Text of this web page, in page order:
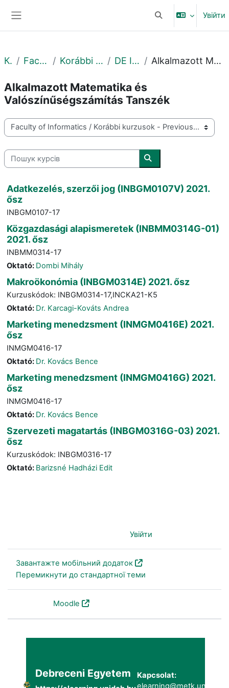
ПереключитиУвійти
Курси Faculty of Informatics Korábbi kurzusok - Previous courses DE IK - 2021. ősz - Fall Alkalmazott Matematika és Valószínűségszámítás Tanszék
Alkalmazott Matematika és
Valószínűségszámítás Tanszék
Категорії курсів
Пошук курсів
Пошук курсів
Adatkezelés, szerzői jog (INBGM0107V) 2021.
ősz
INBGM0107-17
Közgazdasági alapismeretek (INBMM0314G-01)
2021. ősz
INBMM0314-17
Oktató: Dombi Mihály
Makroökonómia (INBGM0314E) 2021. ősz
Kurzuskódok: INBGM0314-17,INCKA21-K5
Oktató: Dr. Karcagi-Kováts Andrea
Marketing menedzsment (INMGM0416E) 2021.
ősz
INMGM0416-17
Oktató: Dr. Kovács Bence
Marketing menedzsment (INMGM0416G) 2021.
ősz
INMGM0416-17
Oktató: Dr. Kovács Bence
Szervezeti magatartás (INBGM0316G-03) 2021.
ősz
Kurzuskódok: INBGM0316-17
Oktató: Barizsné Hadházi Edit
Увійти
Завантажте мобільний додаток
Перемикнути до стандартної теми
Moodle
Debreceni Egyetem
Kapcsolat: